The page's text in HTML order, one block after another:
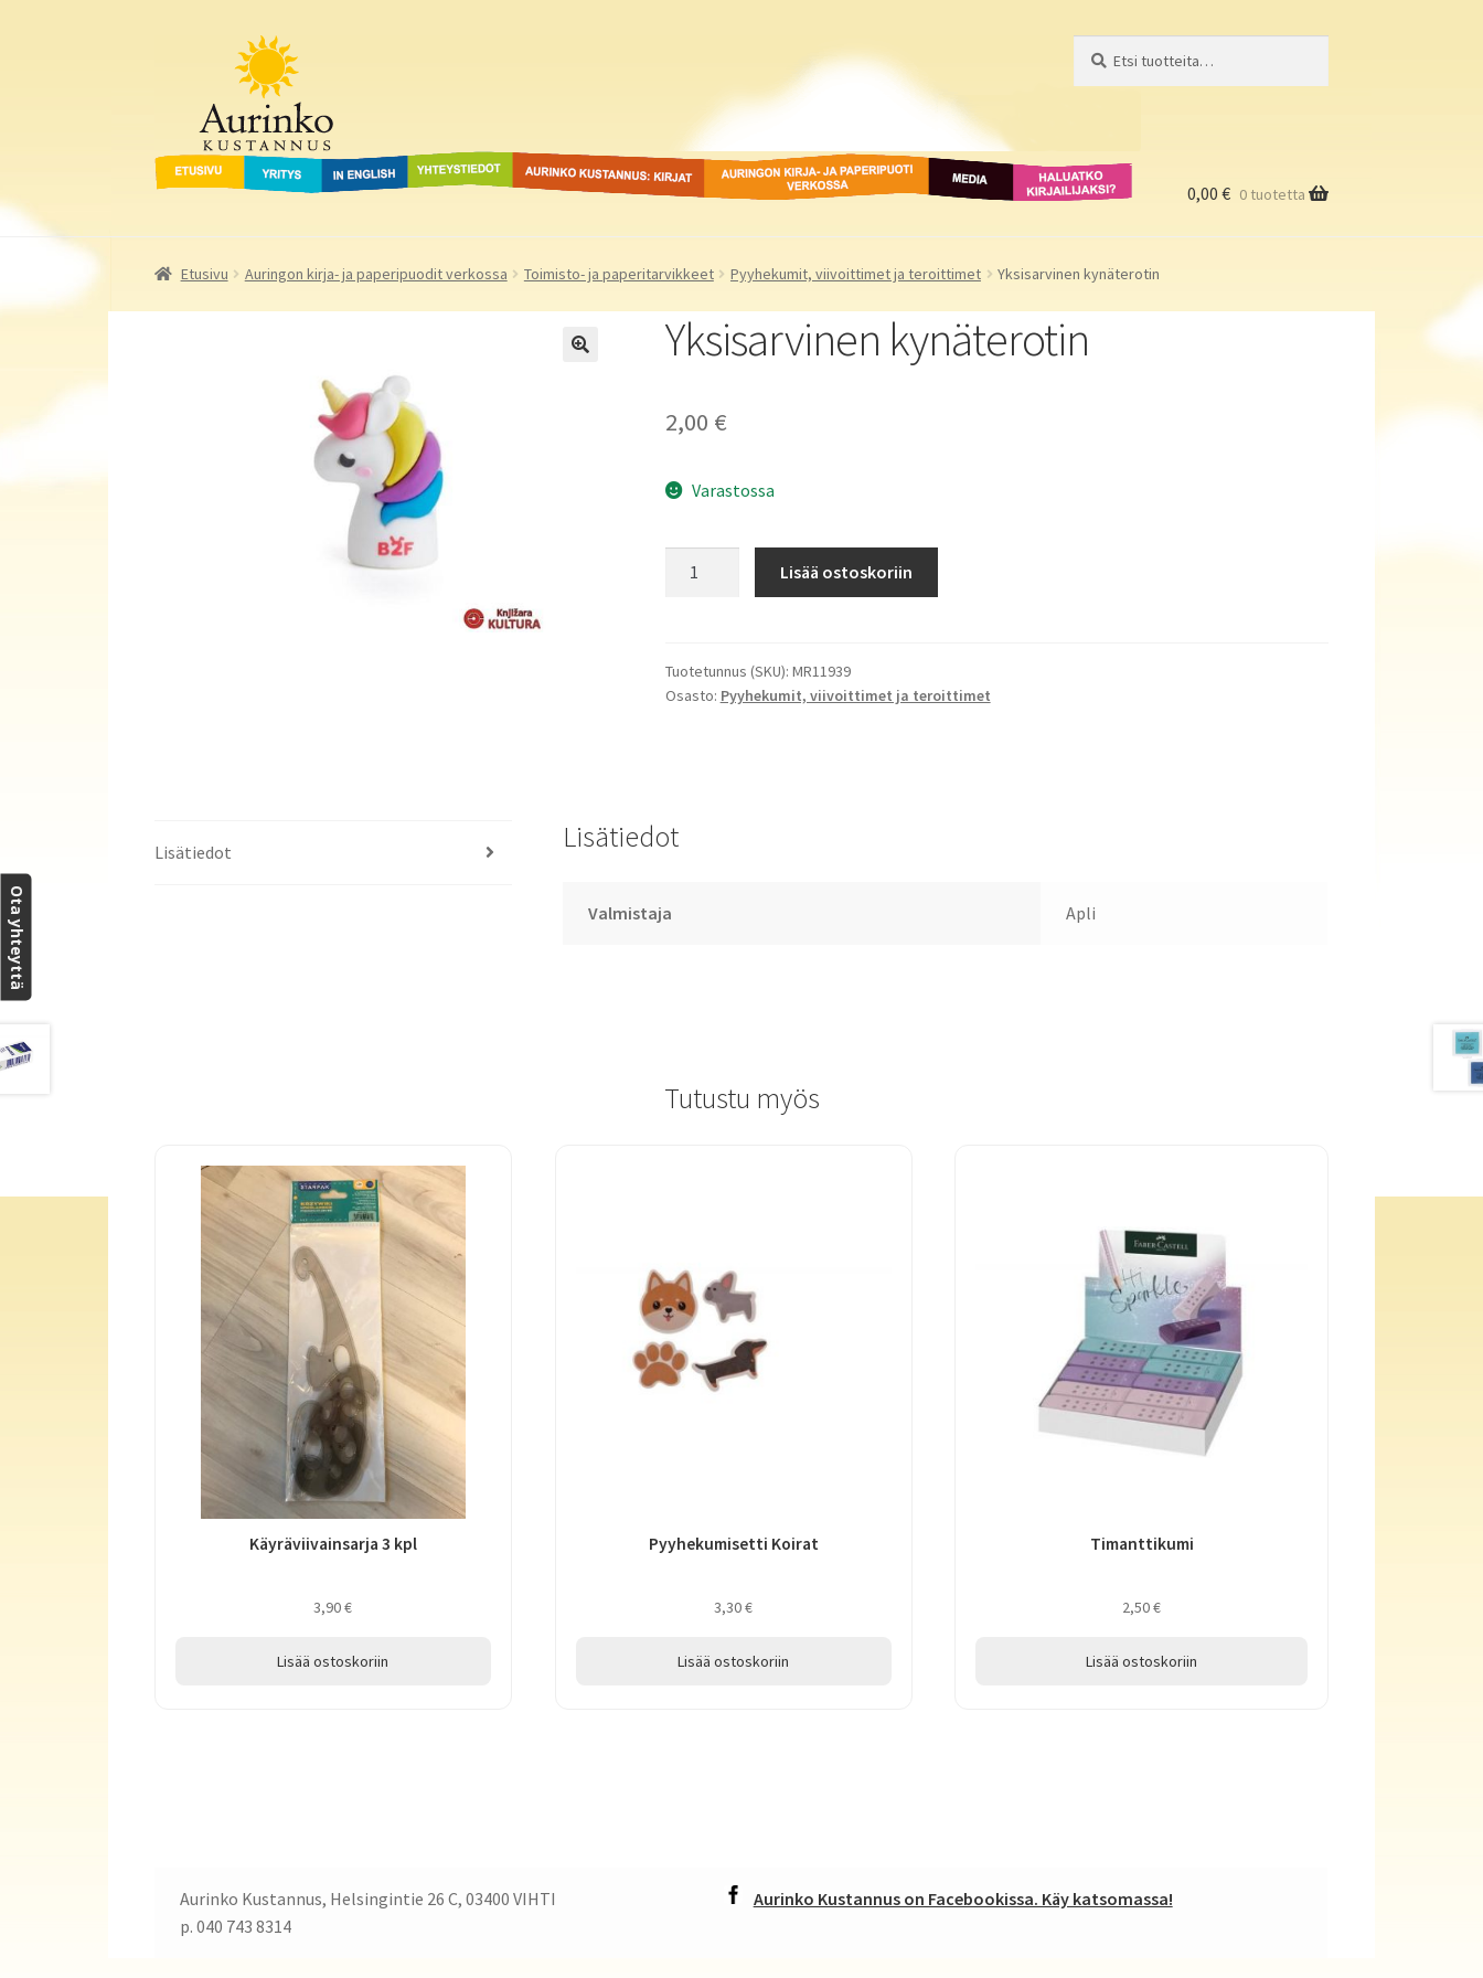
navigointiin
Aurinko Kustannus
Etusivu Yritys In English Yhteystiedot Aurinko Kustannus: kirjat Auringon kirja- ja
paperipuodit verkossa
Media
Haluatko
kirjailijaksi?
0,00 € 0 tuotetta
Etusivu Auringon kirja- ja paperipuodit verkossa Toimisto- ja paperitarvikkeet Pyyhekumit, viivoittimet ja teroittimet Yksisarvinen kynäterotin
Yksisarvinen kynäterotin
2,00 €
Varastossa
Lisää ostoskoriin
Tuotetunnus (SKU): MR11939
Osasto: Pyyhekumit, viivoittimet ja teroittimet
Lisätiedot Lisätiedot
Valmistaja Apli
Tutustu myös
Käyräviivainsarja 3 kpl
3,90€
Lisää ostoskoriin
Pyyhekumisetti Koirat
3,30€
Lisää ostoskoriin
Timanttikumi
2,50€
Lisää ostoskoriin
Aurinko Kustannus, Helsingintie 26 C, 03400 VIHTI
p. 040 743 8314
Aurinko Kustannus on Facebookissa. Käy katsomassa!
Ota yhteyttä